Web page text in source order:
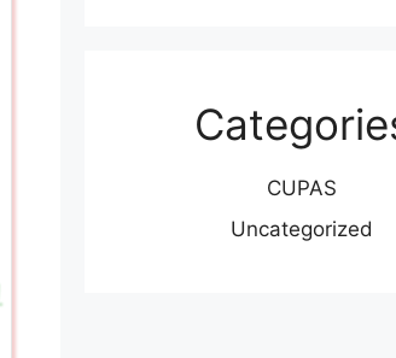
CUPAS
Uncategorized